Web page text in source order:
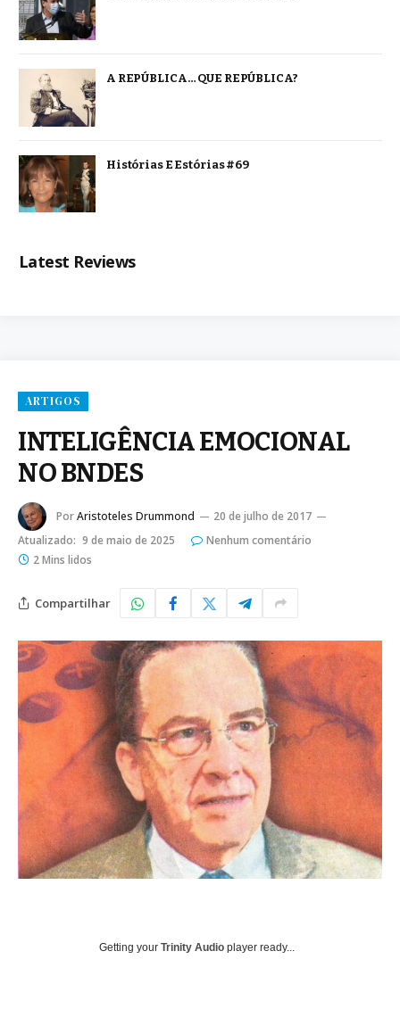
A REPÚBLICA… QUE REPÚBLICA?
Histórias E Estórias #69
Latest Reviews
ARTIGOS
INTELIGÊNCIA EMOCIONAL
NO BNDES
PorAristoteles Drummond
20 de julho de 2017
Atualizado: 9 de maio de 2025
Nenhum comentário
2 Mins lidos
Compartilhar
Getting your Trinity Audio player ready...